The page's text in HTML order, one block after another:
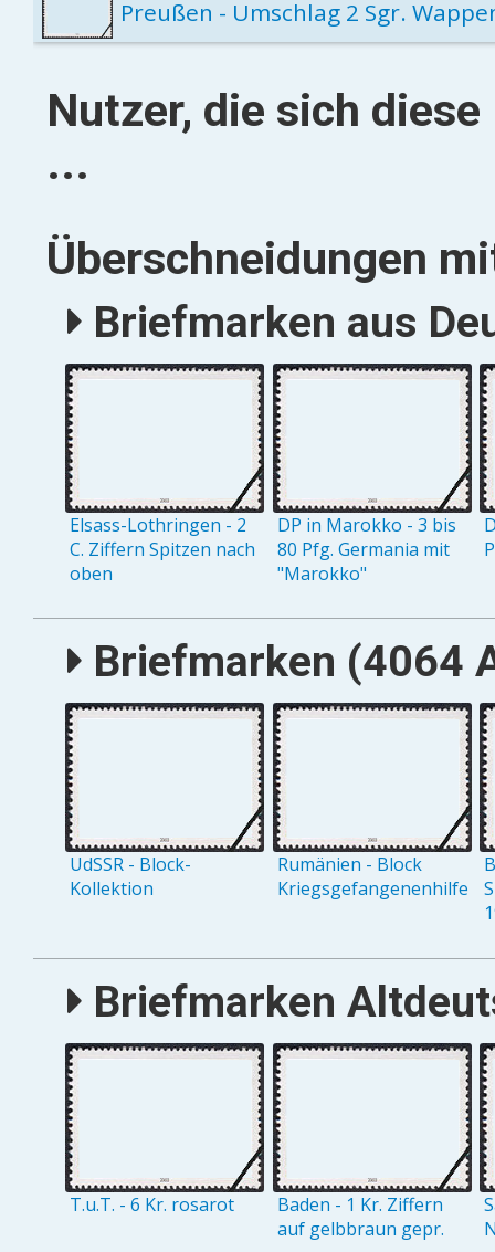
Preußen - Umschlag 2 Sgr.
Nutzer, die sich
...
Überschneidungen
Briefmarken aus
Elsass-Lothringen - 2
C. Ziffern Spitzen nach
oben
DP in Marokko - 3 bis
80 Pfg. Germania mit
"Marokko"
Briefmarken (4064
UdSSR - Block-
Kollektion
Rumänien - Block
Kriegsgefangenenhilfe
Briefmarken
T.u.T. - 6 Kr. rosarot
Baden - 1 Kr. Ziffern
auf gelbbraun gepr.